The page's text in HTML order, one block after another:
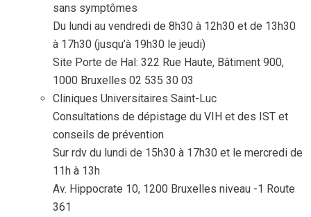
sans symptômes
Du lundi au vendredi de 8h30 à 12h30 et de 13h30
à 17h30 (jusqu’à 19h30 le jeudi)
Site Porte de Hal: 322 Rue Haute, Bâtiment 900,
1000 Bruxelles 02 535 30 03
Cliniques Universitaires Saint-Luc
Consultations de dépistage du VIH et des IST et
conseils de prévention
Sur rdv du lundi de 15h30 à 17h30 et le mercredi de
11h à 13h
Av. Hippocrate 10, 1200 Bruxelles niveau -1 Route
361